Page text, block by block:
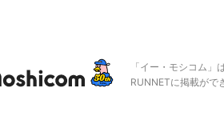
「イー・モシコム
RUNNETに掲載がで